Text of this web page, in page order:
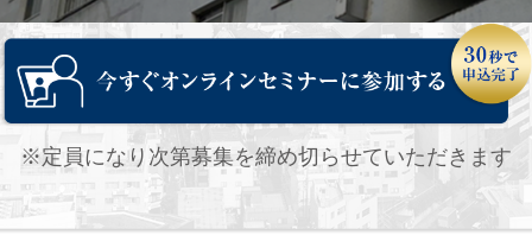
※定員になり次第募集を締め切らせていただきます